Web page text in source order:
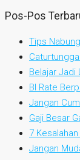
Pos-Pos
Tips
Belajar Jadi
BI Rate
Jangan
Gaji Besar
7
Jangan